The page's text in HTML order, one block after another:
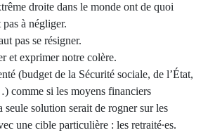
droite dans le monde ont de quoi
à négliger.
pas se résigner.
et exprimer notre colère.
(budget de la Sécurité sociale, de l’État,
comme si les moyens financiers
seule solution serait de rogner sur les
une cible particulière : les retraité∙es.